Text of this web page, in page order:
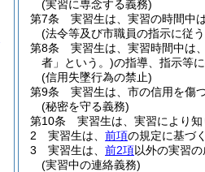
(実習に専念する義務)
第7条
実習生は、実習の時間中
(法令等及び市職員の指示に従
第8条
実習生は、実習時間中は
者」という。)の指導、指示等
(信用失墜行為の禁止)
第9条
実習生は、市の信用を傷
(秘密を守る義務)
第10条
実習生は、実習により知
2
実習生は、 前項の規定に基づ
3
実習生は、 前2項以外の実習
(実習中の連絡義務)